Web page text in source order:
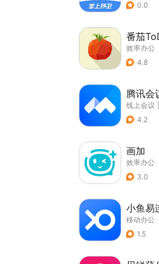
0.0
番茄
效率办公
4.8
腾讯会
线上会议
4.2
画加
效率办公
3.0
小鱼易
移动办公
1.5